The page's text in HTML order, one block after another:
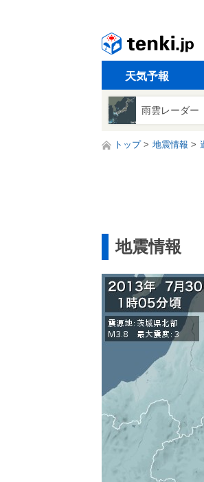
天気予報
雨雲レーダー
トップ 地震情報
地震情報